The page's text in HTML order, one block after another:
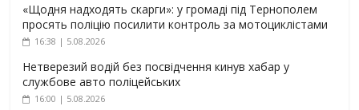
«Щодня надходять скарги»: у громаді під Тернополем
просять поліцію посилити контроль за мотоциклістами
16:38 | 5.08.2026
Нетверезий водій без посвідчення кинув хабар у
службове авто поліцейських
16:00 | 5.08.2026